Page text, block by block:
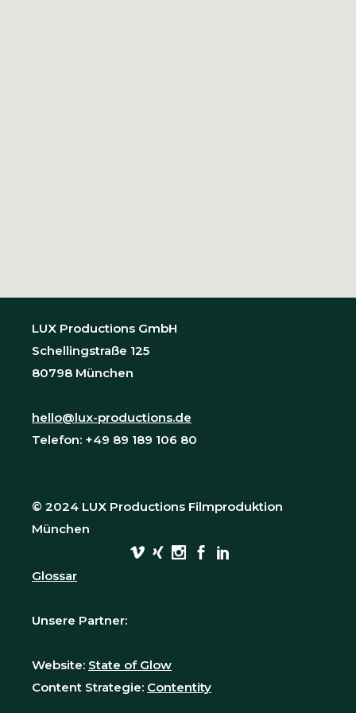
LUX Productions GmbH
Schellingstraße 125
80798 München
hello@lux-productions.de
Telefon: +49 89 189 106 80
© 2024 LUX Productions Filmproduktion
München
Glossar
Unsere Partner:
Website: State of Glow
Content Strategie: Contentity